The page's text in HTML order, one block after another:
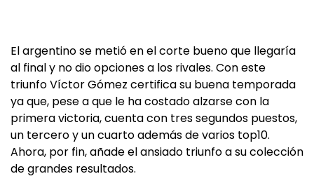
El argentino se metió en el corte bueno que llegaría
al final y no dio opciones a los rivales. Con este
triunfo Víctor Gómez certifica su buena temporada
ya que, pese a que le ha costado alzarse con la
primera victoria, cuenta con tres segundos puestos,
un tercero y un cuarto además de varios top10.
Ahora, por fin, añade el ansiado triunfo a su colección
de grandes resultados.